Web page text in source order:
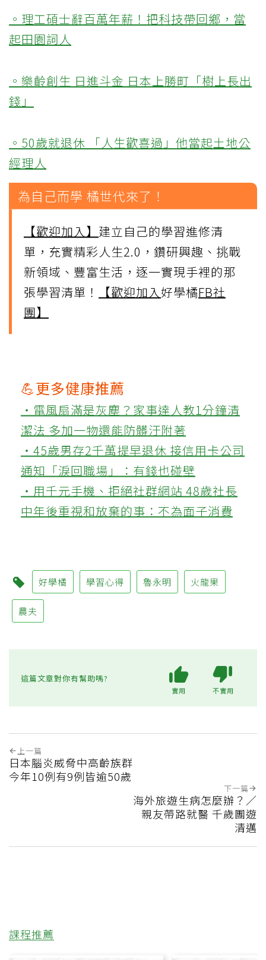
。理工碩士辭百萬年薪！把科技帶回鄉，當
起田園詞人
。樂齡創生 日進斗金 日本上勝町「樹上長出
錢」
。50歲就退休 「人生歡喜過」他當起土地公
經理人
為自己而學 橘世代來了！
【歡迎加入】 建立自己的學習進修清
單，充實精彩人生2.0，鑽研興趣、挑戰
新領域、豐富生活，逐一實現手裡的那
張學習清單！
【歡迎加入 好學橘FB社
團】
💪更多健康推薦
‧電風扇滿是灰塵？家事達人教1分鐘清
潔法 多加一物還能防髒汙附著
‧45歲男存2千萬提早退休 接信用卡公司
通知「淚回職場」：有錢也碰壁
‧用千元手機、拒絕社群網站 48歲社長
中年後重視和放棄的事：不為面子消費
好學橘 學習心得 魯永明 火龍果
農夫
這篇文章對你有幫助嗎?
實用 不實用
上一篇
日本腦炎威脅中高齡族群
今年10例有9例皆逾50歲
下一篇
海外旅遊生病怎麼辦？／
親友帶路就醫 千歲團遊
清邁
課程推薦